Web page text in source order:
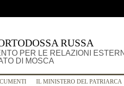
RUSSA
PER LE RELAZIONI
DI MOSCA
IL MINISTERO DEL PATRIARCA